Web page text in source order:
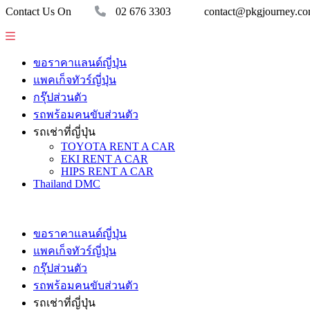
Contact Us On 02 676 3303
ขอราคาแลนด์ญี่ปุ่น
แพคเก็จทัวร์ญี่ปุ่น
กรุ๊ปส่วนตัว
รถพร้อมคนขับส่วนตัว
รถเช่าที่ญี่ปุ่น
TOYOTA RENT A CAR
EKI RENT A CAR
HIPS RENT A CAR
Thailand DMC
ขอราคาแลนด์ญี่ปุ่น
แพคเก็จทัวร์ญี่ปุ่น
กรุ๊ปส่วนตัว
รถพร้อมคนขับส่วนตัว
รถเช่าที่ญี่ปุ่น